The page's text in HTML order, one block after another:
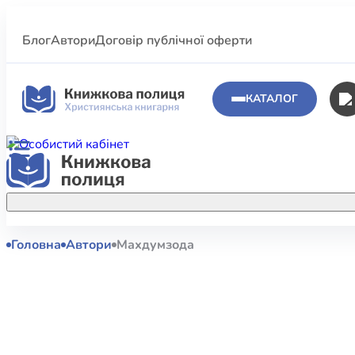
БлогАвториДоговір публічної оферти
КАТАЛОГ
Акційні пропозиції
Головна Автори Махдумзода